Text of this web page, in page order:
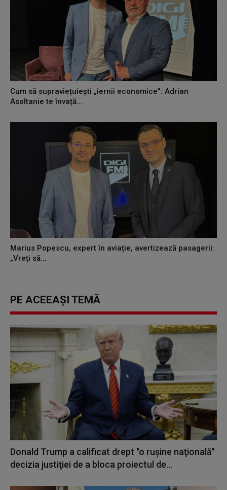
Cum să supraviețuiești „iernii economice”: Adrian
Asoltanie te învață...
Marius Popescu, expert în aviație, avertizează pasagerii:
„Vreți să...
PE ACEEAȘI TEMĂ
Donald Trump a calificat drept "o ruşine naţională"
decizia justiţiei de a bloca proiectul de...